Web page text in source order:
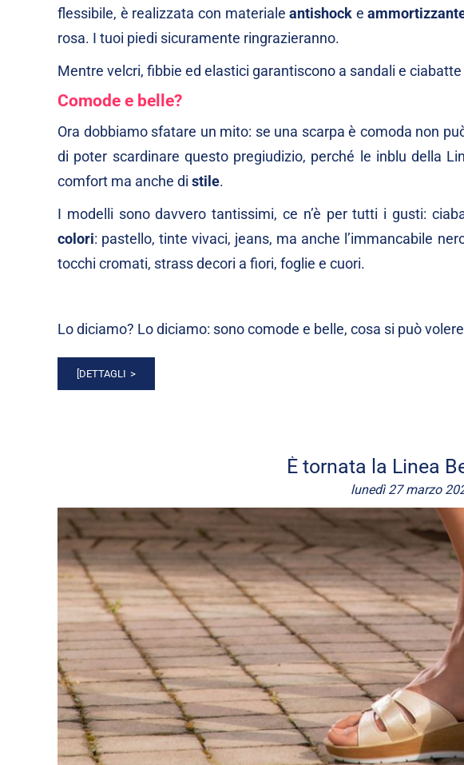
flessibile, è realizzata con materialeantishock e
rosa. I tuoi piedi sicuramente ringrazieranno.
Mentre velcri, fibbie ed elastici garantiscono a sandali e ciabatte
Comode e belle?
Ora dobbiamo sfatare un mito: se una scarpa è comoda non
di poter scardinare questo pregiudizio, perché le inblu della
comfort ma anche di stile.
I modelli sono davvero tantissimi, ce n’è per tutti i gusti:
colori: pastello, tinte vivaci, jeans, ma anche l’immancabile
tocchi cromati, strass decori a fiori, foglie e cuori.
Lo diciamo? Lo diciamo: sono comode e belle, cosa si può
[DETTAGLI
È tornata la Linea
lunedì 27 marzo